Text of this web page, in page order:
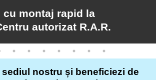
cu montaj rapid la
autorizat R.A.R.
sediul nostru și beneficiezi de